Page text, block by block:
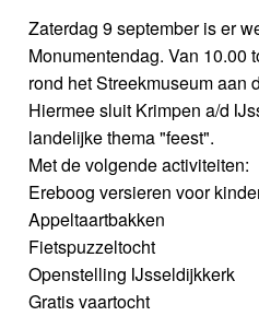
Zaterdag 9 september is er
Monumentendag. Van 10.00
rond het Streekmuseum aan
Hiermee sluit Krimpen a/d
landelijke thema "feest".
Met de volgende activiteiten:
Ereboog versieren voor
Appeltaartbakken
Fietspuzzeltocht
Openstelling IJsseldijkkerk
Gratis vaartocht